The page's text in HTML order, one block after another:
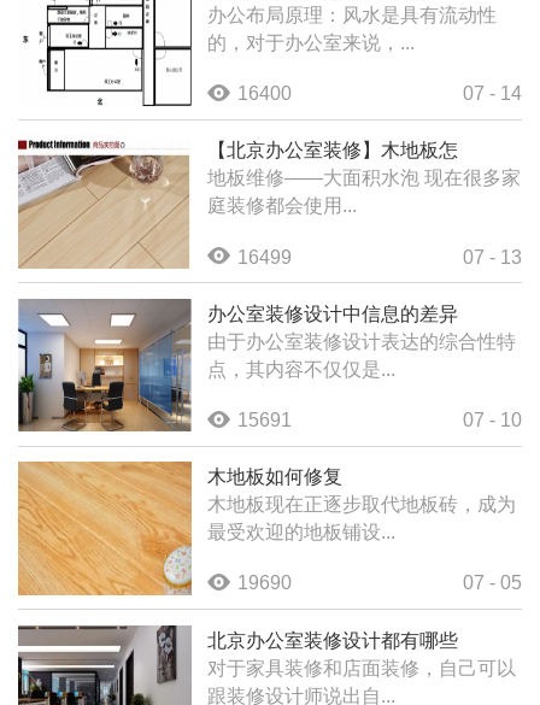
办公布局原理：风水是具有流动性
的，对于办公室来说，...
16400 07 - 14
【北京办公室装修】木地板怎
地板维修——大面积水泡 现在很多家
庭装修都会使用...
16499 07 - 13
办公室装修设计中信息的差异
由于办公室装修设计表达的综合性特
点，其内容不仅仅是...
15691 07 - 10
木地板如何修复
木地板现在正逐步取代地板砖，成为
最受欢迎的地板铺设...
19690 07 - 05
北京办公室装修设计都有哪些
对于家具装修和店面装修，自己可以
跟装修设计师说出自...